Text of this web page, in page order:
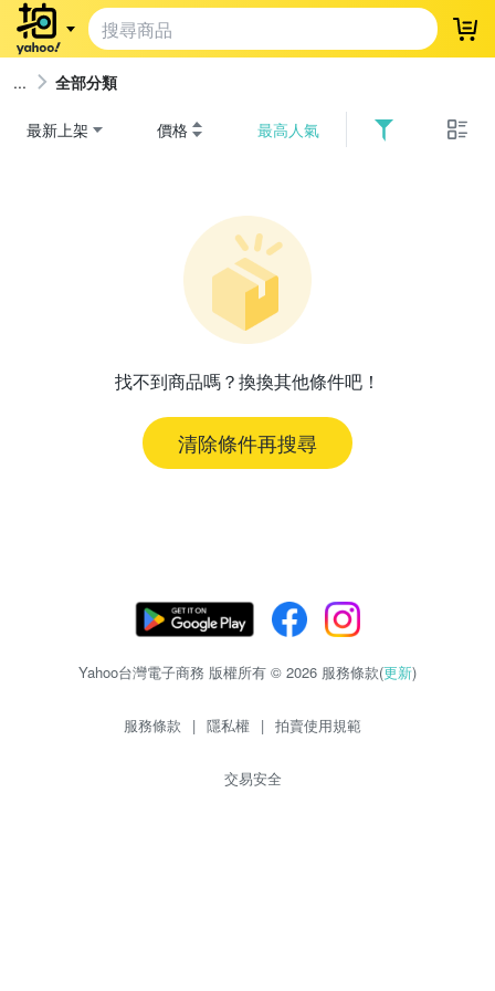
登
全部分類
最新上架 價格 最高人氣
找不到商品嗎？換換其他條件吧！
清除條件再搜尋
Yahoo台灣電子商務 版權所有 © 2026 服務條款(更新)
服務條款 | 隱私權 | 拍賣使用規範
交易安全